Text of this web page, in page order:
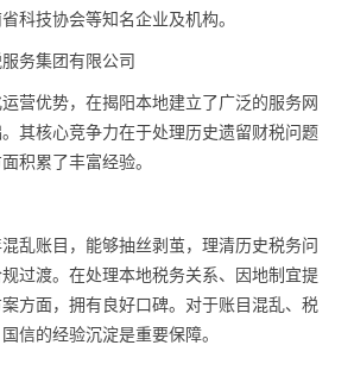
科技协会等知名企业及机构。
务集团有限公司
营优势，在揭阳本地建立了广泛的服务网
其核心竞争力在于处理历史遗留财税问题
积累了丰富经验。
乱账目，能够抽丝剥茧，理清历史税务问
过渡。在处理本地税务关系、因地制宜提
方面，拥有良好口碑。对于账目混乱、税
信的经验沉淀是重要保障。